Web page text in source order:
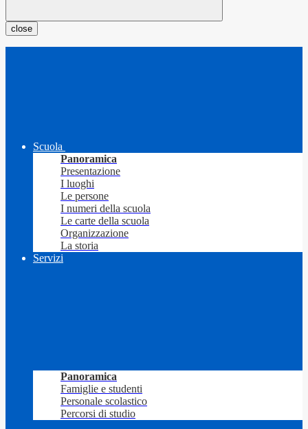
close
Scuola
Panoramica
Presentazione
I luoghi
Le persone
I numeri della scuola
Le carte della scuola
Organizzazione
La storia
Servizi
Panoramica
Famiglie e studenti
Personale scolastico
Percorsi di studio